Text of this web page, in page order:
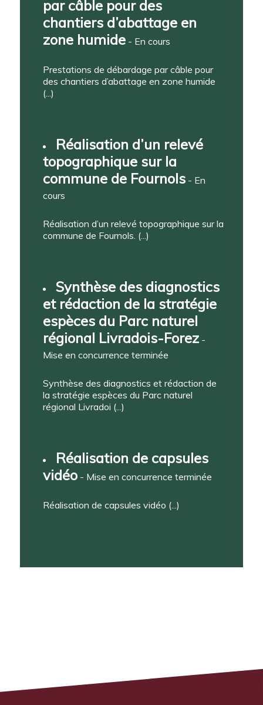
par câble pour des
chantiers d’abattage en
zone humide- En cours
Prestations de débardage par câble pour
des chantiers d’abattage en zone humide
(...)
Réalisation d’un relevé
topographique sur la
commune de Fournols- En
cours
Réalisation d’un relevé topographique sur la
commune de Fournols. (...)
Synthèse des diagnostics
et rédaction de la stratégie
espèces du Parc naturel
régional Livradois-Forez-
Mise en concurrence terminée
Synthèse des diagnostics et rédaction de
la stratégie espèces du Parc naturel
régional Livradoi (...)
Réalisation de capsules
vidéo- Mise en concurrence terminée
Réalisation de capsules vidéo (...)